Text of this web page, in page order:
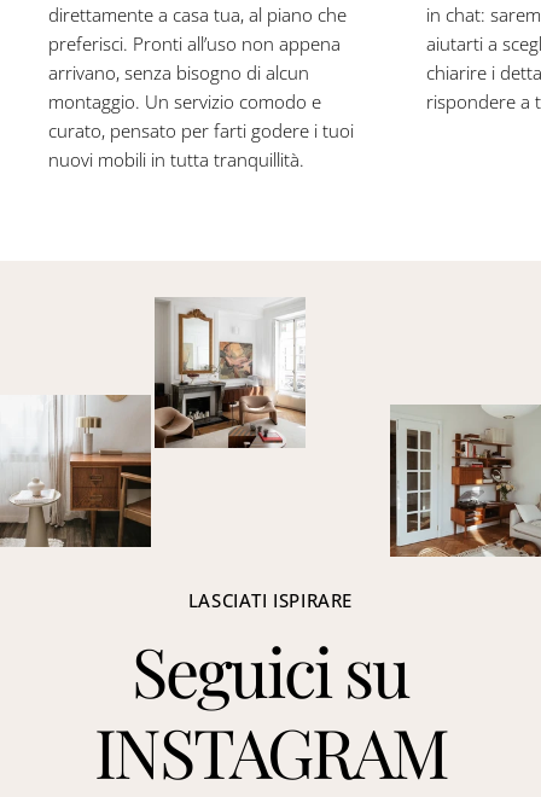
direttamente a casa tua, al piano che
preferisci. Pronti all’uso non appena
arrivano, senza bisogno di alcun
montaggio. Un servizio comodo e
curato, pensato per farti godere i tuoi
nuovi mobili in tutta tranquillità.
in chat:
aiutarti a
chiarire i
rispondere a
LASCIATI ISPIRARE
Seguici su
INSTAGRAM